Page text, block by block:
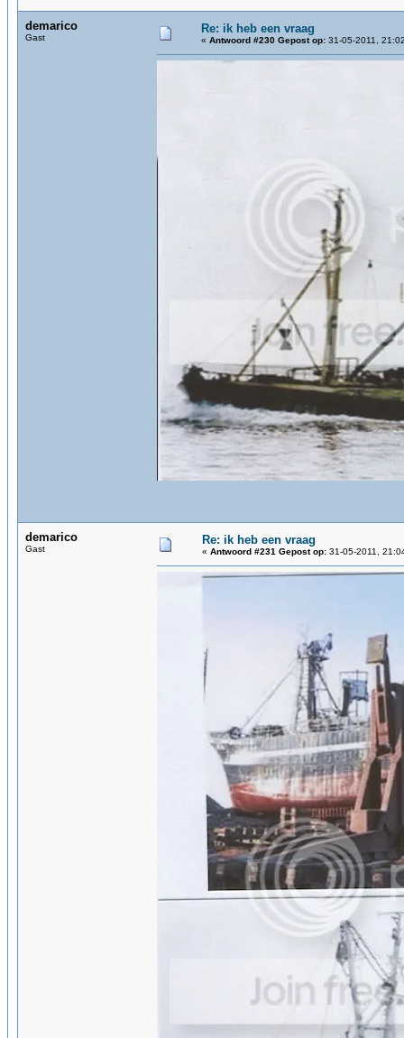
demarico
Gast
Re: ik heb een vraag
« Antwoord #230 Gepost op: 31-05-2011,
demarico
Gast
Re: ik heb een vraag
« Antwoord #231 Gepost op: 31-05-2011,